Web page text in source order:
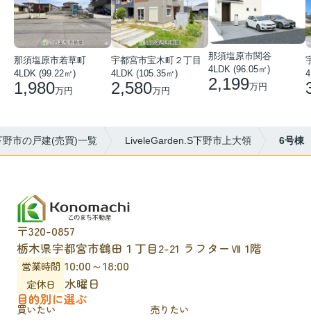
那須塩原市若草町
4LDK (99.22㎡)
1,980万円
宇都宮市宝木町２丁目
4LDK (105.35㎡)
2,580万円
那須塩原市関谷
4LDK (96.05㎡)
2,199万円
野市の戸建(売買)一覧 LiveleGarden.S下野市上大領 6号棟
〒320-0857
栃木県宇都宮市鶴田１丁目2-21 ラフターⅦ 1階
営業時間 10:00～18:00
定休日
水曜日
目的別に選ぶ
買いたい 売りたい